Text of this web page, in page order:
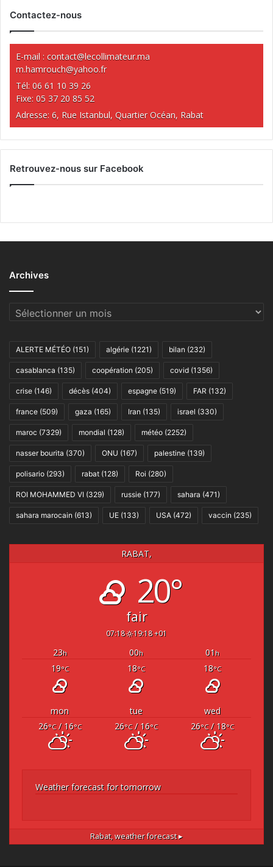
Contactez-nous
E-mail : contact@lecollimateur.ma
m.hamrouch@yahoo.fr
Tél: 06 61 10 39 26
Fixe: 05 37 20 85 52
Adresse: 6, Rue Istanbul, Quartier Océan, Rabat
Retrouvez-nous sur Facebook
Archives
Archives
ALERTE MÉTÉO (151) algérie (1221) bilan (232)
casablanca (135) coopération (205) covid (1356)
crise (146) décès (404) espagne (519) FAR (132)
france (509) gaza (165) Iran (135) israel (330)
maroc (7329) mondial (128) météo (2252)
nasser bourita (370) ONU (167) palestine (139)
polisario (293) rabat (128) Roi (280)
ROI MOHAMMED VI (329) russie (177) sahara (471)
sahara marocain (613) UE (133) USA (472) vaccin (235)
RABAT,
20°
fair
07:18 19:18 +01
23h 00h 01 h
19°C 18°C 18°C
mon tue
wed
26°C/ 16°C 26°C/ 16°C 26°C/ 18°C
Weather forecast for tomorrow
Rabat,weather forecast ▸